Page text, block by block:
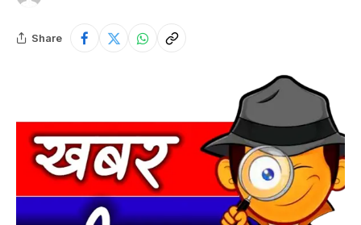
Share